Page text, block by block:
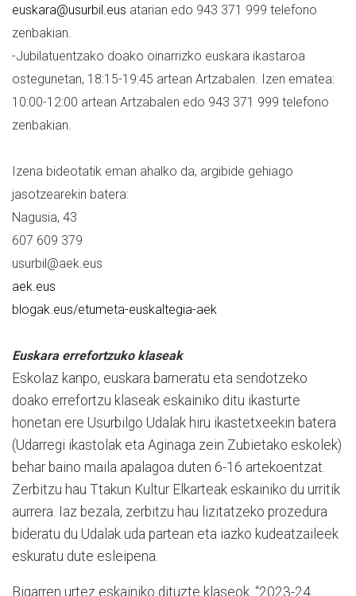
euskara@usurbil.eus atarian edo 943 371 999 telefono
zenbakian.
-Jubilatuentzako doako oinarrizko euskara ikastaroa
ostegunetan, 18:15-19:45 artean Artzabalen. Izen ematea:
10:00-12:00 artean Artzabalen edo 943 371 999 telefono
zenbakian.
Izena bideotatik eman ahalko da, argibide gehiago
jasotzearekin batera:
Nagusia, 43
607 609 379
usurbil@aek.eus
aek.eus
blogak.eus/etumeta-euskaltegia-aek
Euskara errefortzuko klaseak
Eskolaz kanpo, euskara barneratu eta sendotzeko
doako errefortzu klaseak eskainiko ditu ikasturte
honetan ere Usurbilgo Udalak hiru ikastetxeekin batera
(Udarregi ikastolak eta Aginaga zein Zubietako eskolek)
behar baino maila apalagoa duten 6-16 artekoentzat.
Zerbitzu hau Ttakun Kultur Elkarteak eskainiko du urritik
aurrera. Iaz bezala, zerbitzu hau lizitatzeko prozedura
bideratu du Udalak uda partean eta iazko kudeatzaileek
eskuratu dute esleipena.
Bigarren urtez eskainiko dituzte klaseok. “2023-24